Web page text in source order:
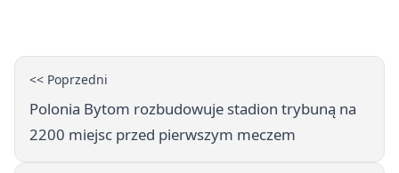
<< Poprzedni
Polonia Bytom rozbudowuje stadion trybuną na
2200 miejsc przed pierwszym meczem